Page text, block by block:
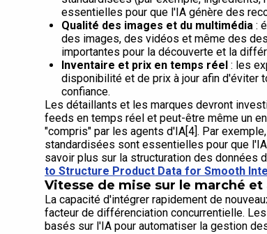
essentielles pour que l'IA génère des
Qualité des images et du multimédia :
des images, des vidéos et même des
importantes pour la découverte et la
Inventaire et prix en temps réel : les
disponibilité et de prix à jour afin d'éviter
confiance.
Les détaillants et les marques devront
feeds en temps réel et peut-être même un
"compris" par les agents d'IA[4]. Par
standardisées sont essentielles pour que
savoir plus sur la structuration des données
to Structure Product Data for Smooth
Vitesse de mise sur le marché
La capacité d'intégrer rapidement de
facteur de différenciation concurrentielle.
basés sur l'IA pour automatiser la gestion